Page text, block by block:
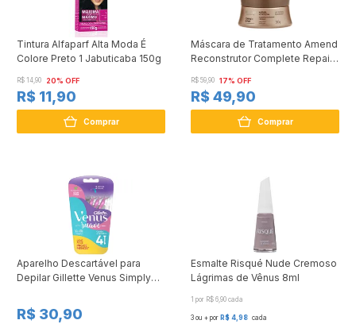
Tintura Alfaparf Alta Moda É
Colore Preto 1 Jabuticaba 150g
R$ 14,90 20% OFF
R$ 11,90
Comprar
Máscara de Tratamento Amend
Reconstrutor Complete Repair
R$ 59,90 17% OFF
R$ 49,90
Comprar
Aparelho Descartável para
Depilar Gillette Venus Simply3
Pague Menos
R$ 30,90
Esmalte Risqué Nude Cremoso
Lágrimas de Vênus 8ml
1 por R$ 6,90 cada
3 ou + por R$ 4,98 cada